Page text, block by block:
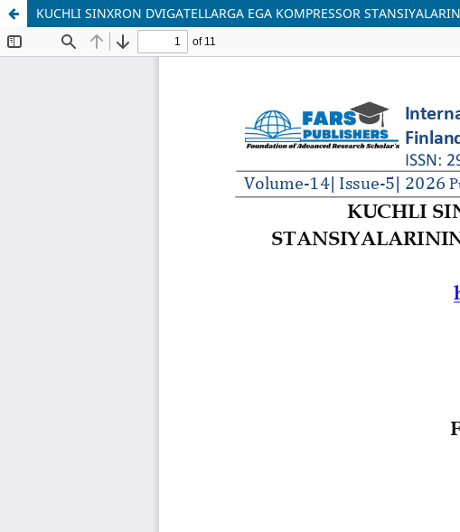
KUCHLI SINXRON DVIGATELLARGA EGA KOMPRESSOR